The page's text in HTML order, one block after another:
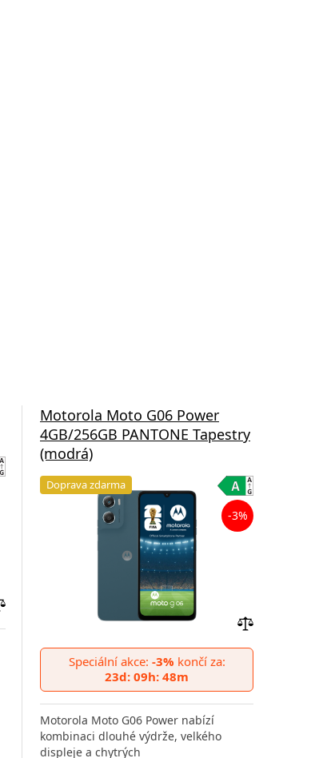
porovnání
Motorola Moto G06 Power
4GB/256GB PANTONE Tapestry
(modrá)
Doprava zdarma
-3%
do
Speciální akce: -3% končí za:
23d: 09h: 48m
Motorola Moto G06 Power nabízí
kombinaci dlouhé výdrže, velkého
displeje a chytrých